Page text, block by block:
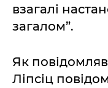
взагалі
загалом”.
Як
Ліпсіц